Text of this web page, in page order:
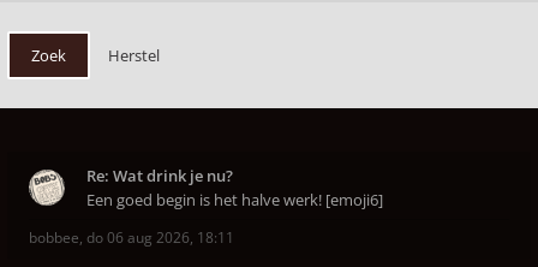
Re: Wat drink je nu?
Een goed begin is het halve werk! [emoji6]
bobbee, do 06 aug 2026, 18:11